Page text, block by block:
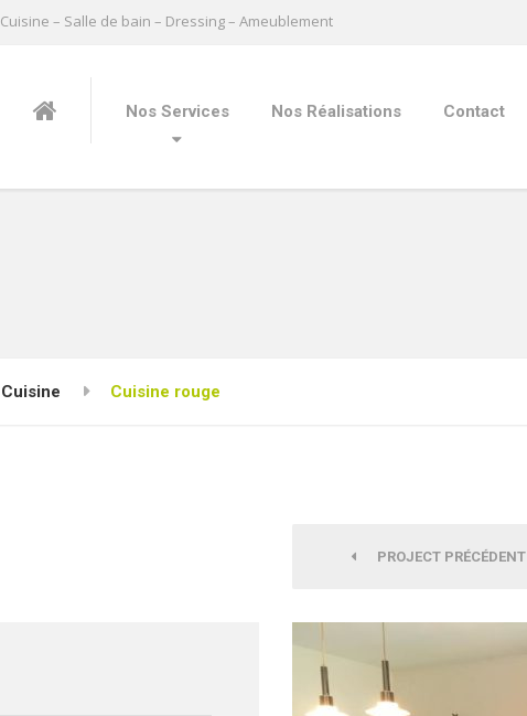
Cuisine – Salle de bain – Dressing – Ameublement
Nos Services Nos Réalisations Contact
Cuisine Cuisine rouge
PROJECT PRÉCÉDENT